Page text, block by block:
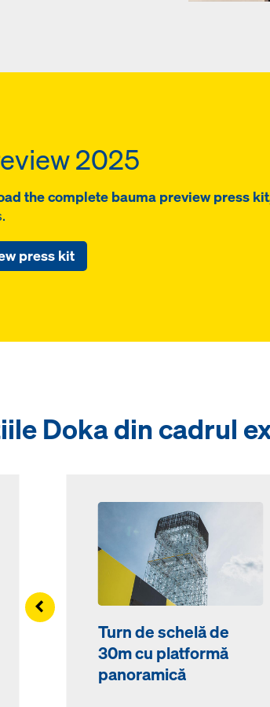
2025
the complete bauma preview press
press kit
Doka din cadrul
Open
Turn de schelă de
30m cu platformă
panoramică
Left